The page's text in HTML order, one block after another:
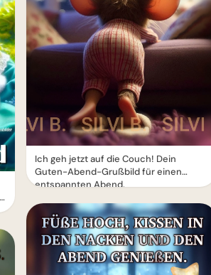
Ich geh jetzt auf die Couch! Dein
Guten-Abend-Grußbild für einen
entspannten Abend.